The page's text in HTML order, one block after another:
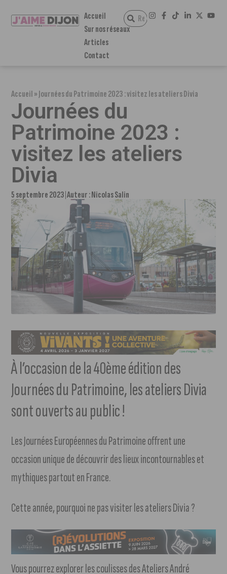
Accueil
Sur nos réseaux
Articles
Contact
Accueil»Journées du Patrimoine 2023 : visitez les ateliers Divia
Journées du
Patrimoine 2023 :
visitez les ateliers
Divia
5 septembre 2023 Auteur :Nicolas Salin
À l’occasion de la 40ème édition des
Journées du Patrimoine, les ateliers Divia
sont ouverts au public !
Les Journées Européennes du Patrimoine offrent une
occasion unique de découvrir des lieux incontournables et
mythiques partout en France.
Cette année, pourquoi ne pas visiter les ateliers Divia ?
Vous pourrez explorer les coulisses des Ateliers André